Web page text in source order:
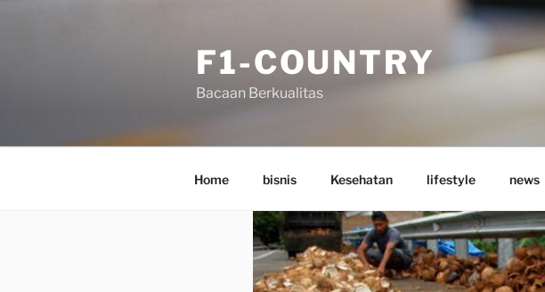
F1-COUNTRY
Bacaan Berkualitas
Home bisnis Kesehatan lifestyle news